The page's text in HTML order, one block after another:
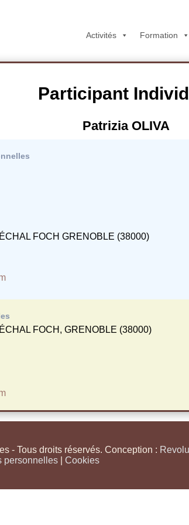
Activités Formation
Participant
Patrizia OLIVA
FOCH GRENOBLE (38000)
FOCH, GRENOBLE (38000)
- Tous droits réservés. Conception :
personnelles Cookies